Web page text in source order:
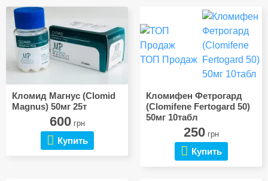
Кломид Магнус (Clomid
Magnus) 50мг 25т
600грн
Купить
ТОП Продаж
Кломифен Фетрогард
(Clomifene Fertogard 50)
50мг 10табл
250грн
Купить